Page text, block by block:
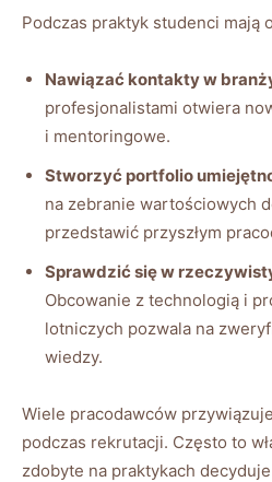
Podczas praktyk studenci mają
Nawiązać kontakty w
profesjonalistami otwiera
i mentoringowe.
Stworzyć portfolio
na zebranie wartościowych
przedstawić przyszłym
Sprawdzić się w
Obcowanie z technologią i
lotniczych pozwala na
wiedzy.
Wiele pracodawców
podczas rekrutacji. Często to
zdobyte na praktykach